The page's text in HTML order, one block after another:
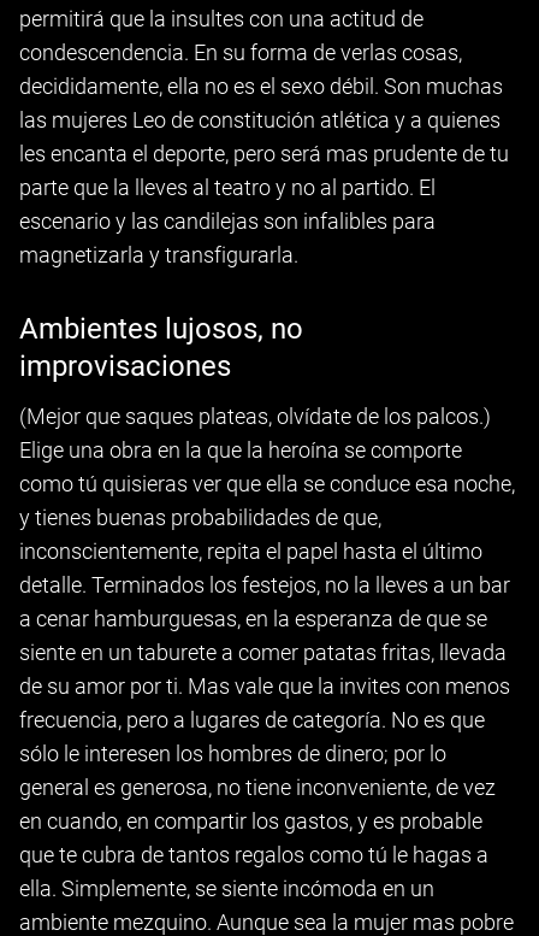
permitirá que la insultes con una actitud de
condescendencia. En su forma de verlas cosas,
decididamente, ella no es el sexo débil. Son muchas
las mujeres Leo de constitución atlética y a quienes
les encanta el deporte, pero será mas prudente de tu
parte que la lleves al teatro y no al partido. El
escenario y las candilejas son infalibles para
magnetizarla y transfigurarla.
Ambientes lujosos, no
improvisaciones
(Mejor que saques plateas, olvídate de los palcos.)
Elige una obra en la que la heroína se comporte
como tú quisieras ver que ella se conduce esa noche,
y tienes buenas probabilidades de que,
inconscientemente, repita el papel hasta el último
detalle. Terminados los festejos, no la lleves a un bar
a cenar hamburguesas, en la esperanza de que se
siente en un taburete a comer patatas fritas, llevada
de su amor por ti. Mas vale que la invites con menos
frecuencia, pero a lugares de categoría. No es que
sólo le interesen los hombres de dinero; por lo
general es generosa, no tiene inconveniente, de vez
en cuando, en compartir los gastos, y es probable
que te cubra de tantos regalos como tú le hagas a
ella. Simplemente, se siente incómoda en un
ambiente mezquino. Aunque sea la mujer mas pobre